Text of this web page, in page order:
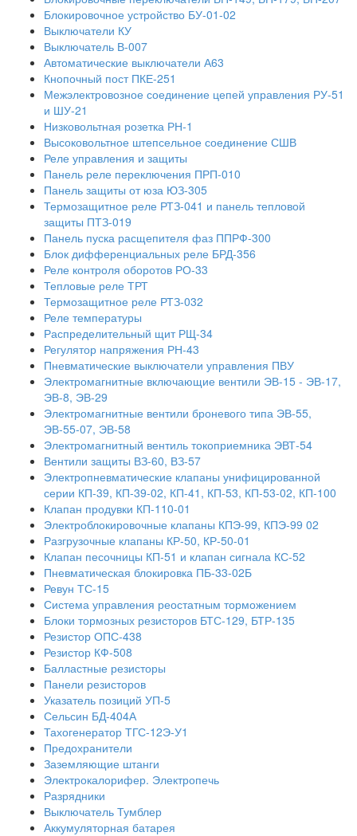
Блокировочное устройство БУ-01-02
Выключатели КУ
Выключатель В-007
Автоматические выключатели А63
Кнопочный пост ПКЕ-251
Межэлектровозное соединение цепей управления РУ-51
и ШУ-21
Низковольтная розетка РН-1
Высоковольтное штепсельное соединение СШВ
Реле управления и защиты
Панель реле переключения ПРП-010
Панель защиты от юза ЮЗ-305
Термозащитное реле РТЗ-041 и панель тепловой
защиты ПТЗ-019
Панель пуска расщепителя фаз ППРФ-300
Блок дифференциальных реле БРД-356
Реле контроля оборотов РО-33
Тепловые реле ТРТ
Термозащитное реле РТЗ-032
Реле температуры
Распределительный щит РЩ-34
Регулятор напряжения РН-43
Пневматические выключатели управления ПВУ
Электромагнитные включающие вентили ЭВ-15 - ЭВ-17,
ЭВ-8, ЭВ-29
Электромагнитные вентили броневого типа ЭВ-55,
ЭВ-55-07, ЭВ-58
Электромагнитный вентиль токоприемника ЭВТ-54
Вентили защиты ВЗ-60, ВЗ-57
Электропневматические клапаны унифицированной
серии КП-39, КП-39-02, КП-41, КП-53, КП-53-02, КП-100
Клапан продувки КП-110-01
Электроблокировочные клапаны КПЭ-99, КПЭ-99 02
Разгрузочные клапаны КР-50, КР-50-01
Клапан песочницы КП-51 и клапан сигнала КС-52
Пневматическая блокировка ПБ-33-02Б
Ревун ТС-15
Система управления реостатным торможением
Блоки тормозных резисторов БТС-129, БТР-135
Резистор ОПС-438
Резистор КФ-508
Балластные резисторы
Панели резисторов
Указатель позиций УП-5
Сельсин БД-404А
Тахогенератор ТГС-12Э-У1
Предохранители
Заземляющие штанги
Электрокалорифер. Электропечь
Разрядники
Выключатель Тумблер
Аккумуляторная батарея